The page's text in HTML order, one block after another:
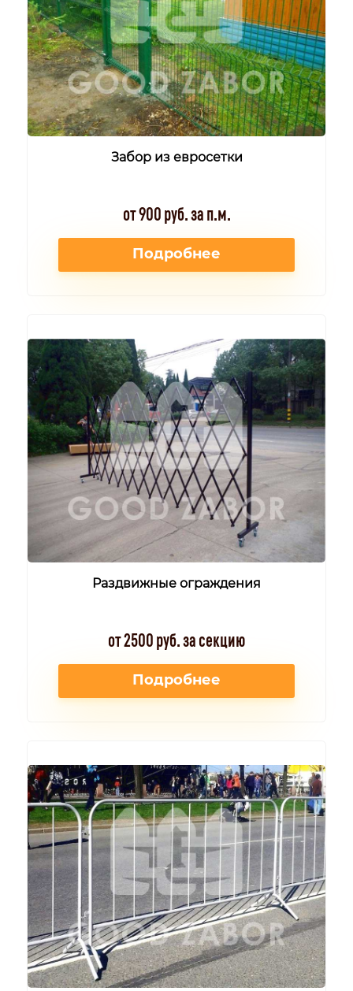
Забор из евросетки
от 900 руб. за п.м.
Подробнее
Раздвижные ограждения
от 2500 руб. за секцию
Подробнее